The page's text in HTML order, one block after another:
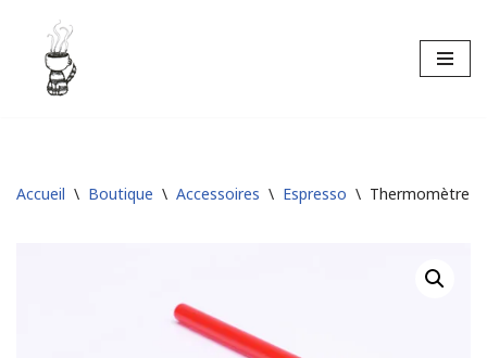
Aller
Accueil \ Boutique \ Accessoires \ Espresso \ Thermomètre à